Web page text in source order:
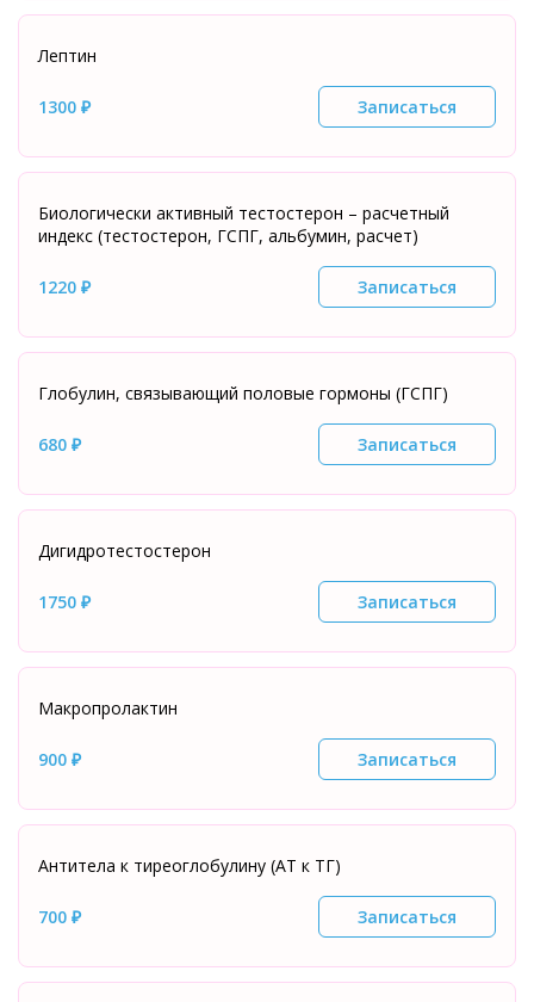
Лептин
1300 ₽ Записаться
Биологически активный тестостерон – расчетный
индекс (тестостерон, ГСПГ, альбумин, расчет)
1220 ₽ Записаться
Глобулин, связывающий половые гормоны (ГСПГ)
680 ₽ Записаться
Дигидротестостерон
1750 ₽ Записаться
Макропролактин
900 ₽ Записаться
Антитела к тиреоглобулину (АТ к ТГ)
700 ₽ Записаться